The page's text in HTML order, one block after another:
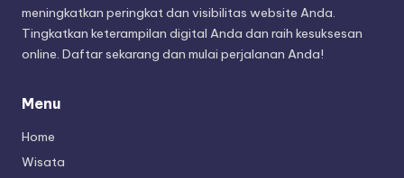
meningkatkan peringkat dan visibilitas website Anda.
Tingkatkan keterampilan digital Anda dan raih kesuksesan
online. Daftar sekarang dan mulai perjalanan Anda!
Menu
Home
Wisata